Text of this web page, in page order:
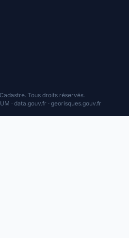
Tous droits réservés.
· data.gouv.fr · georisques.gouv.fr